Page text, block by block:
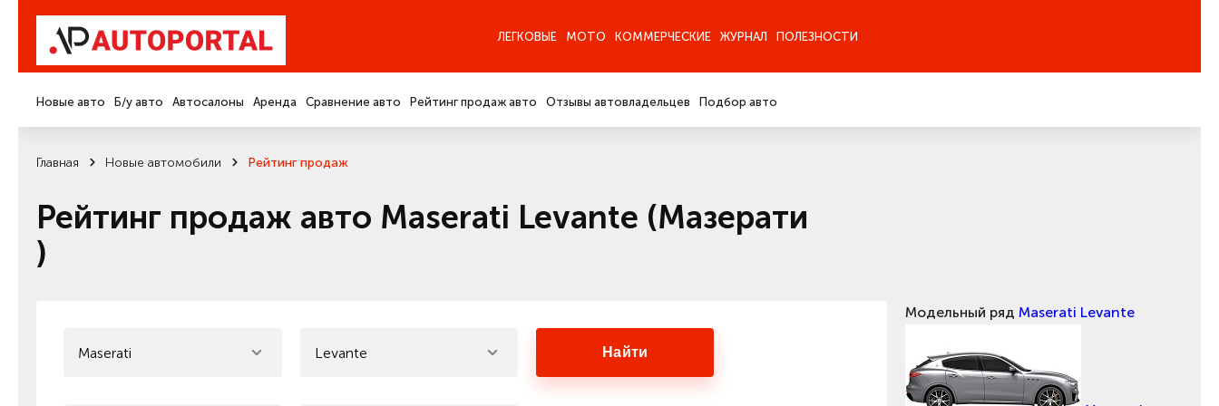
ЛЕГКОВЫЕ МОТО КОММЕРЧЕСКИЕ ЖУРНАЛ ПОЛЕЗНОСТИ
Новые авто Б/у авто Автосалоны Аренда Сравнение авто Рейтинг продаж авто Отзывы автовладельцев Подбор авто
Главная Новые автомобили Рейтинг продаж
Рейтинг продаж авто Maserati Levante (Мазерати
)
Модельный ряд Maserati Levante
Maserati Levante Найти